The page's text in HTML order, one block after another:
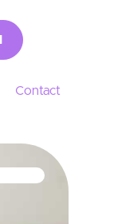
Contact